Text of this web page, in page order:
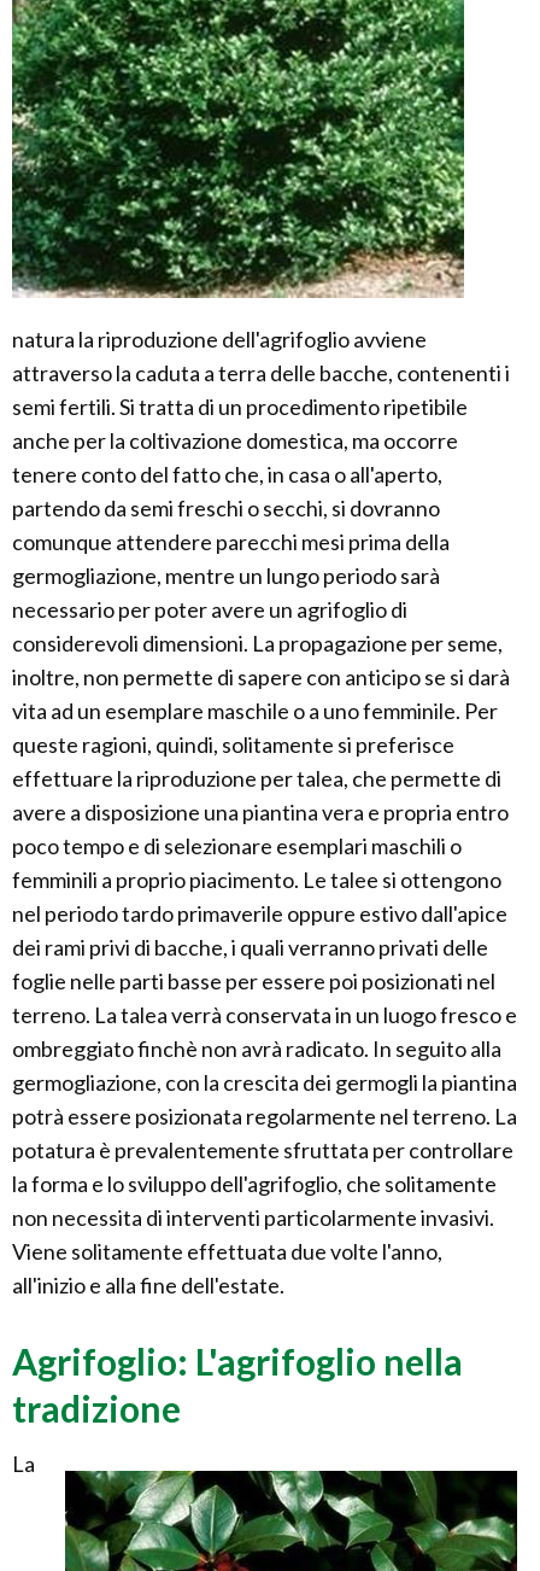
natura la riproduzione dell'agrifoglio avviene
attraverso la caduta a terra delle bacche, contenenti i
semi fertili. Si tratta di un procedimento ripetibile
anche per la coltivazione domestica, ma occorre
tenere conto del fatto che, in casa o all'aperto,
partendo da semi freschi o secchi, si dovranno
comunque attendere parecchi mesi prima della
germogliazione, mentre un lungo periodo sarà
necessario per poter avere un agrifoglio di
considerevoli dimensioni. La propagazione per seme,
inoltre, non permette di sapere con anticipo se si darà
vita ad un esemplare maschile o a uno femminile. Per
queste ragioni, quindi, solitamente si preferisce
effettuare la riproduzione per talea, che permette di
avere a disposizione una piantina vera e propria entro
poco tempo e di selezionare esemplari maschili o
femminili a proprio piacimento. Le talee si ottengono
nel periodo tardo primaverile oppure estivo dall'apice
dei rami privi di bacche, i quali verranno privati delle
foglie nelle parti basse per essere poi posizionati nel
terreno. La talea verrà conservata in un luogo fresco e
ombreggiato finchè non avrà radicato. In seguito alla
germogliazione, con la crescita dei germogli la piantina
potrà essere posizionata regolarmente nel terreno. La
potatura è prevalentemente sfruttata per controllare
la forma e lo sviluppo dell'agrifoglio, che solitamente
non necessita di interventi particolarmente invasivi.
Viene solitamente effettuata due volte l'anno,
all'inizio e alla fine dell'estate.
Agrifoglio: L'agrifoglio nella
tradizione
La